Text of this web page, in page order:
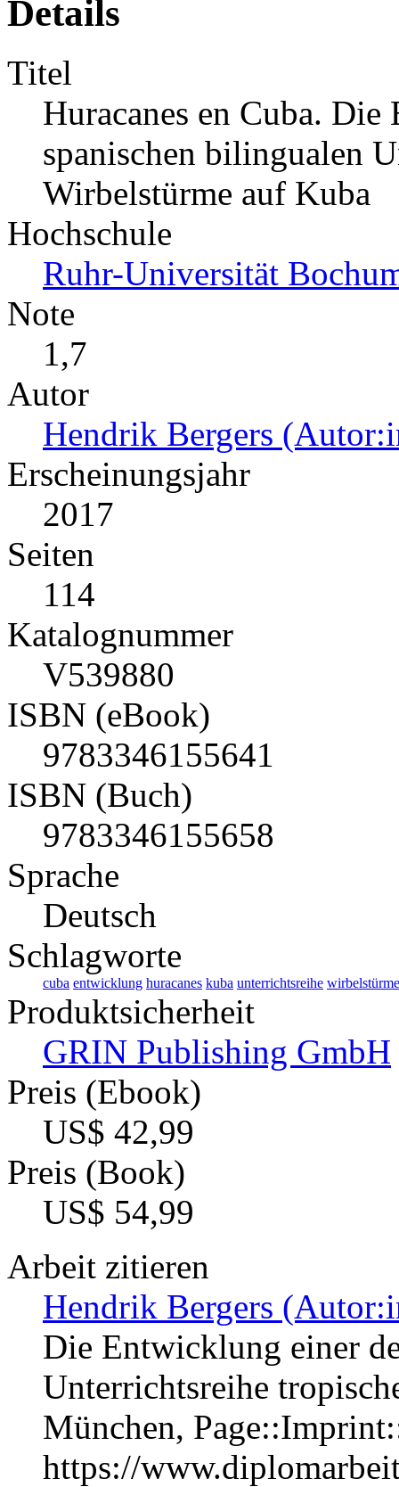
Details
Titel
Huracanes en Cuba.
spanischen bilingualen
Wirbelstürme auf Kuba
Hochschule
Ruhr-Universität
Note
1,7
Autor
Hendrik Bergers
Erscheinungsjahr
2017
Seiten
114
Katalognummer
V539880
ISBN (eBook)
9783346155641
ISBN (Buch)
9783346155658
Sprache
Deutsch
Schlagworte
cuba entwicklung huracanes kuba unterrichtsreihe wirbelstürme
Produktsicherheit
GRIN Publishing GmbH
Preis (Ebook)
US$ 42,99
Preis (Book)
US$ 54,99
Arbeit zitieren
Hendrik Bergers
Die Entwicklung einer
Unterrichtsreihe
München,
https://